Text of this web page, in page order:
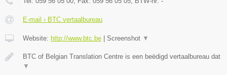
E-mail › BTC vertaalbureau
Website: http://www.btc.be | Screenshot ▼
BTC of Belgian Translation Centre is een beëdigd vertaalbureau dat
▼